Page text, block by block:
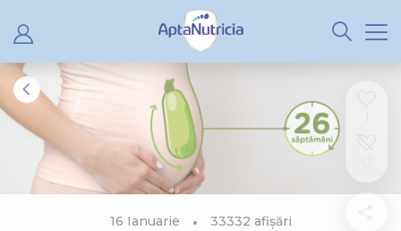
16 Ianuarie 33332 afișări